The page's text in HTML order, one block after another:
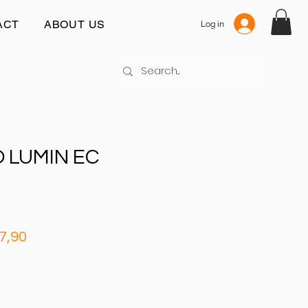
Log in
ABOUT US
LUMIN EC